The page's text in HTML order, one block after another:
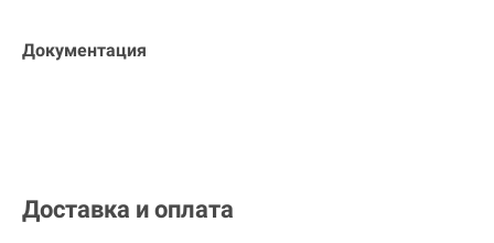
Документация
Доставка и оплата